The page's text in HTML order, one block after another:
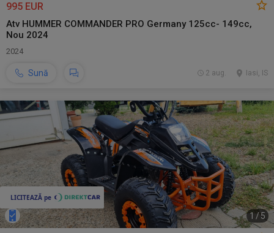
995 EUR
Atv HUMMER COMMANDER PRO Germany 125cc- 149cc,
Nou 2024
2024
Sună Iasi, IS
2 aug.
1 /5